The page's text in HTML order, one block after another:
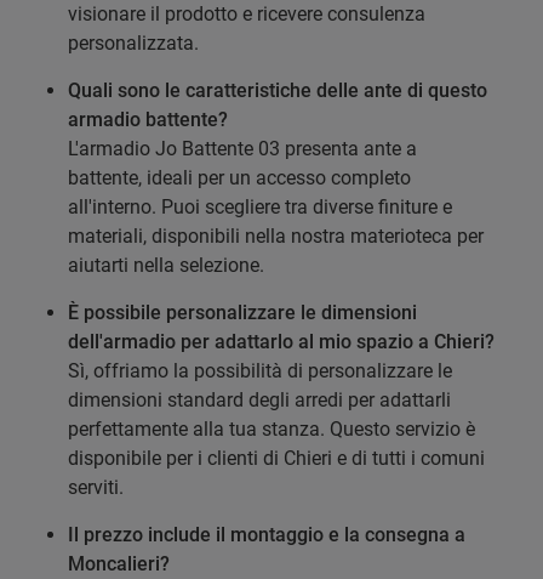
visionare il prodotto e ricevere consulenza
personalizzata.
Quali sono le caratteristiche delle ante di questo
armadio battente?
L'armadio Jo Battente 03 presenta ante a
battente, ideali per un accesso completo
all'interno. Puoi scegliere tra diverse finiture e
materiali, disponibili nella nostra materioteca per
aiutarti nella selezione.
È possibile personalizzare le dimensioni
dell'armadio per adattarlo al mio spazio a Chieri?
Sì, offriamo la possibilità di personalizzare le
dimensioni standard degli arredi per adattarli
perfettamente alla tua stanza. Questo servizio è
disponibile per i clienti di Chieri e di tutti i comuni
serviti.
Il prezzo include il montaggio e la consegna a
Moncalieri?